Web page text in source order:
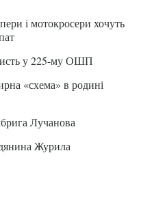
і мотокросери хочуть
у 225-му ОШП
«схема» в родині
Лучанова
Журила